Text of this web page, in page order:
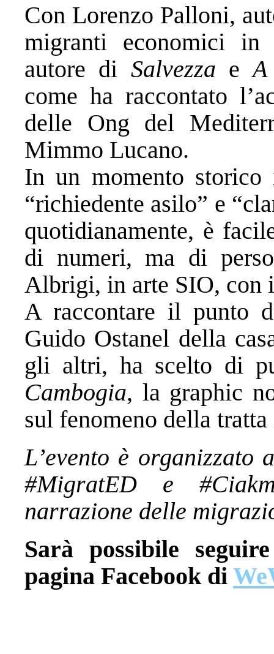
Con Lorenzo Palloni,
migranti economici
autore di Salvezza e
come ha raccontato
delle Ong del
Mimmo Lucano.
In un momento
“richiedente asilo” e
quotidianamente, è
di numeri, ma di
Albrigi, in arte SIO, con
A raccontare il punto
Guido Ostanel della
gli altri, ha scelto di
Cambogia, la graphic
sul fenomeno della
L’evento è organizzato
#MigratED e
narrazione delle
Sarà possibile
pagina Facebook di